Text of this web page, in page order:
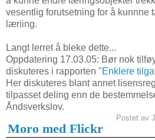
vesentlig forutsetning for å kunnne
læriing.
Langt lerret å bleke dette...
Oppdatering 17.03.05: Bør nok
diskuteres i rapporten "Enklere
Her diskuteres blant annet
tilpasset deling enn de
Åndsverkslov.
Postet av
Moro med Flickr